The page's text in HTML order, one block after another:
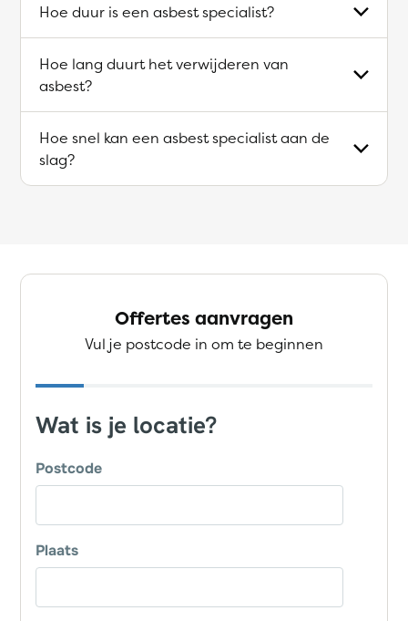
Hoe duur is een asbest specialist?
Hoe lang duurt het verwijderen van
asbest?
Hoe snel kan een asbest specialist aan de
slag?
Offertes aanvragen
Vul je postcode in om te beginnen